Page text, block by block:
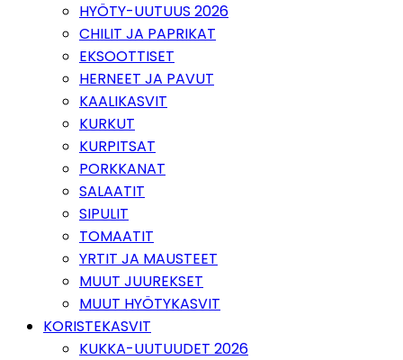
HYÖTY-UUTUUS 2026
CHILIT JA PAPRIKAT
EKSOOTTISET
HERNEET JA PAVUT
KAALIKASVIT
KURKUT
KURPITSAT
PORKKANAT
SALAATIT
SIPULIT
TOMAATIT
YRTIT JA MAUSTEET
MUUT JUUREKSET
MUUT HYÖTYKASVIT
KORISTEKASVIT
KUKKA-UUTUUDET 2026